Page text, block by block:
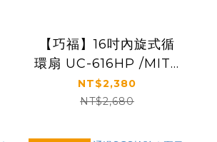
【巧福】16吋內旋式循
環扇 UC-616HP /MIT /
馬達保固2年
NT$2,380
NT$2,680